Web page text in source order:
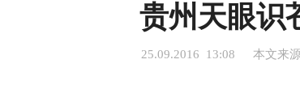
贵州天眼识
25.09.2016 13:08 本文来